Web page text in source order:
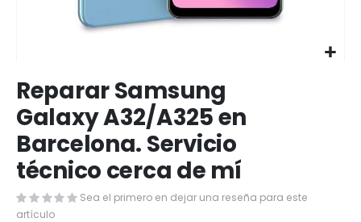
al
comienzo
de
la
galería
de
Reparar Samsung
Galaxy A32/A325 en
Barcelona. Servicio
técnico cerca de mí
Sea el primero en dejar una reseña para este
artículo